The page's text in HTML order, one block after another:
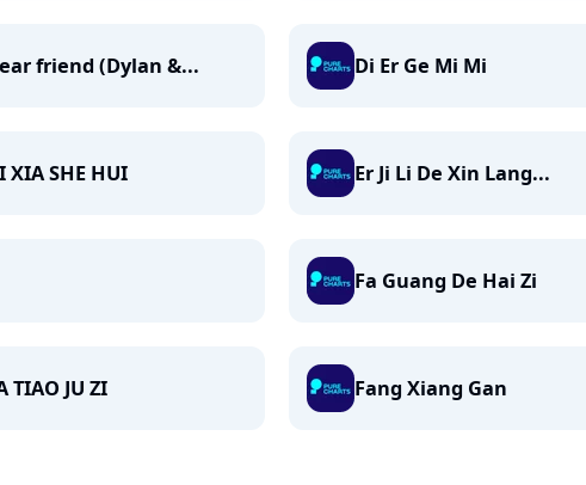
friend (Dylan &... Di Er Ge Mi Mi
XIA SHE HUI Er Ji Li De Xin Lang...
Fa Guang De Hai Zi
TIAO JU ZI Fang Xiang Gan